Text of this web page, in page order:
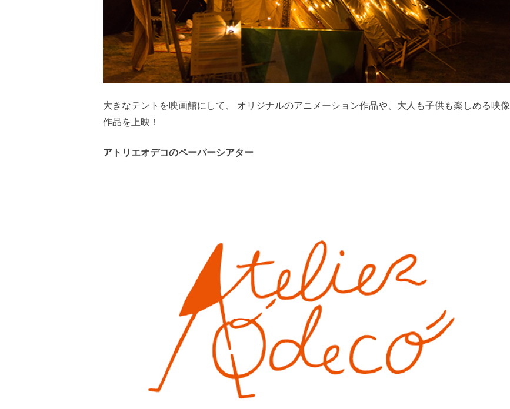
大きなテントを映画館にして、 オリジナルのアニメーション作品や、大人も子供も楽しめる映像
作品を上映！
アトリエオデコのペーパーシアター